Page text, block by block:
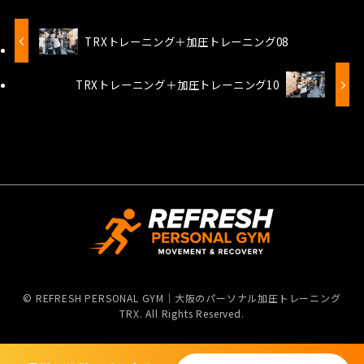
TRXトレーニング＋加圧トレーニング08
TRXトレーニング＋加圧トレーニング10
© REFRESH PERSONAL GYM｜大阪のパーソナル加圧トレーニング
TRX. All Rights Reserved.